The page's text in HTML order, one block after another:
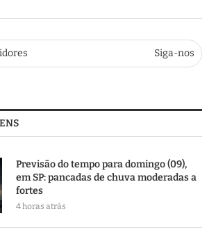
Siga-nos
Previsão do tempo para domingo (09),
em SP: pancadas de chuva moderadas a
fortes
4 horas atrás